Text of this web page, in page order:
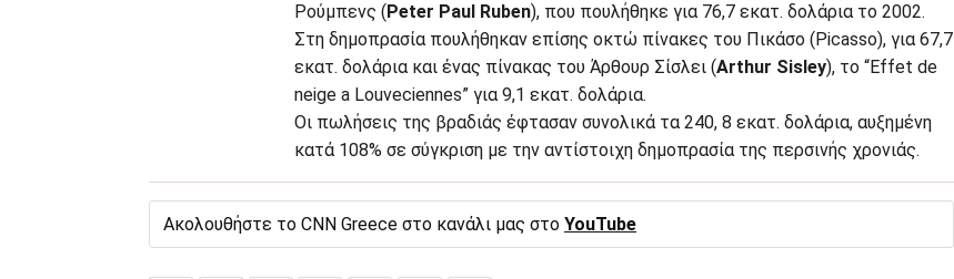
Ρούμπενς (Peter Paul Ruben), που πουλήθηκε για 76,7 εκατ. δολάρια το 2002.
Στη δημοπρασία πουλήθηκαν επίσης οκτώ πίνακες του Πικάσο (Picasso), για 67,7
εκατ. δολάρια και ένας πίνακας του Άρθουρ Σίσλει (Arthur Sisley), το “Effet de
neige a Louveciennes” για 9,1 εκατ. δολάρια.
Οι πωλήσεις της βραδιάς έφτασαν συνολικά τα 240, 8 εκατ. δολάρια, αυξημένη
κατά 108% σε σύγκριση με την αντίστοιχη δημοπρασία της περσινής χρονιάς.
Ακολουθήστε το CNN Greece στο κανάλι μας στο YouTube